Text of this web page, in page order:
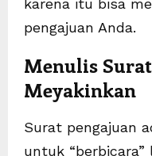
karena itu bisa
pengajuan Anda.
Menulis
Meyakinkan
Surat pengajuan
untuk